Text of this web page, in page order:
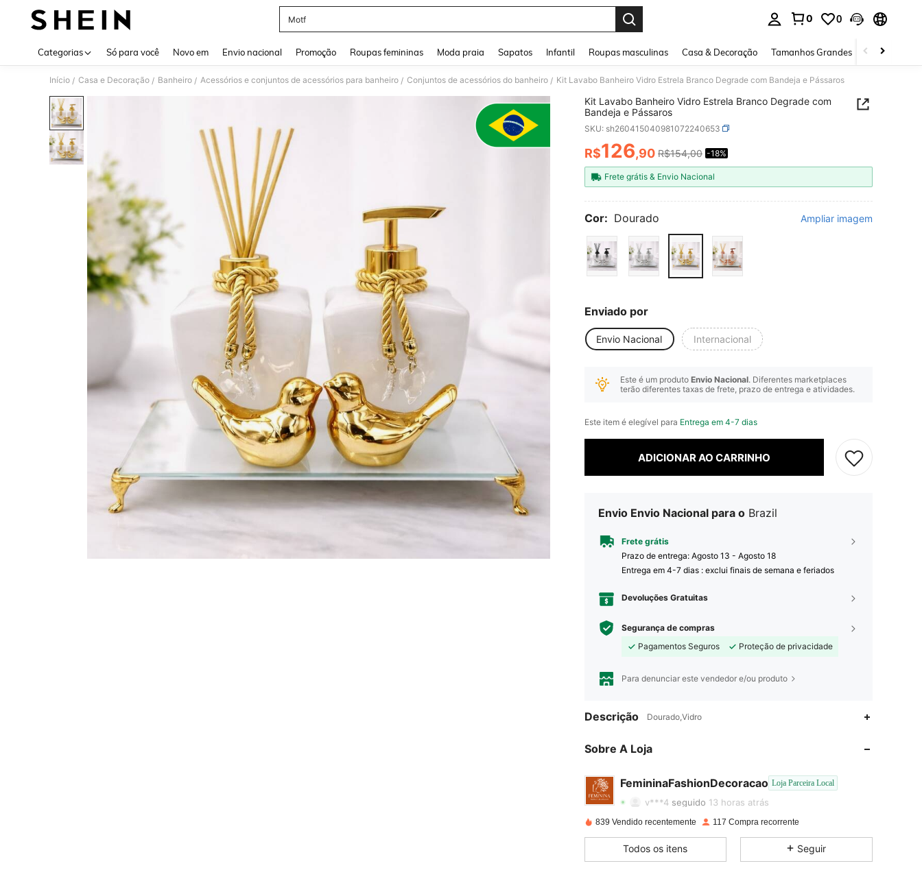
Motf
0 0
Categorias Só para você Novo em Envio nacional Promoção Roupas femininas Moda praia Sapatos Infantil Roupas masculinas Casa & Decoração Tamanhos Grandes Joias e
Início / Casa e Decoração / Banheiro / Acessórios e conjuntos de acessórios para banheiro / Conjuntos de acessórios do banheiro / Kit Lavabo Banheiro Vidro Estrela Branco Degrade com Bandeja e Pássaros
Kit Lavabo Banheiro Vidro Estrela Branco Degrade com
Bandeja e Pássaros
SKU: sh260415040981072240653
PRICE AND AVAILABILITY
R$126,90 R$154,00 -18%
Frete grátis & Envio Nacional
Cor: Dourado Ampliar imagem
Enviado por
Envio Nacional Internacional
Este é um produto Envio Nacional. Diferentes marketplaces
terão diferentes taxas de frete, prazo de entrega e atividades.
Este item é elegível para Entrega em 4-7 dias
ADICIONAR AO CARRINHO
Envio Envio Nacional para o Brazil
Frete grátis
Prazo de entrega: Agosto 13 - Agosto 18
Entrega em 4-7 dias : exclui finais de semana e feriados
Devoluções Gratuitas
Segurança de compras
Pagamentos Seguros
Proteção de privacidade
Para denunciar este vendedor e/ou produto
Descrição Dourado,Vidro
Sobre A Loja
FemininaFashionDecoracao Loja Parceira Local
4,90
4,90
4,90 213 480
v***4 seguido 13 horas atrás
4,90
839 Vendido recentemente 117 Compra recorrente
Todos os itens Seguir